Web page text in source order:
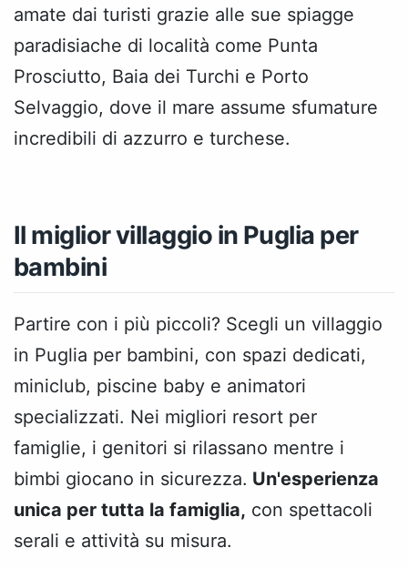
amate dai turisti grazie alle sue spiagge
paradisiache di località come Punta
Prosciutto, Baia dei Turchi e Porto
Selvaggio, dove il mare assume sfumature
incredibili di azzurro e turchese.
Il miglior villaggio in Puglia per
bambini
Partire con i più piccoli? Scegli un villaggio
in Puglia per bambini, con spazi dedicati,
miniclub, piscine baby e animatori
specializzati. Nei migliori resort per
famiglie, i genitori si rilassano mentre i
bimbi giocano in sicurezza. Un'esperienza
unica per tutta la famiglia, con spettacoli
serali e attività su misura.